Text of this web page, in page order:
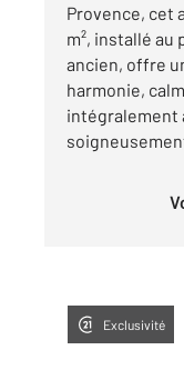
Provence, cet
m², installé au
ancien, offre
harmonie,
intégralement
Exclusivité